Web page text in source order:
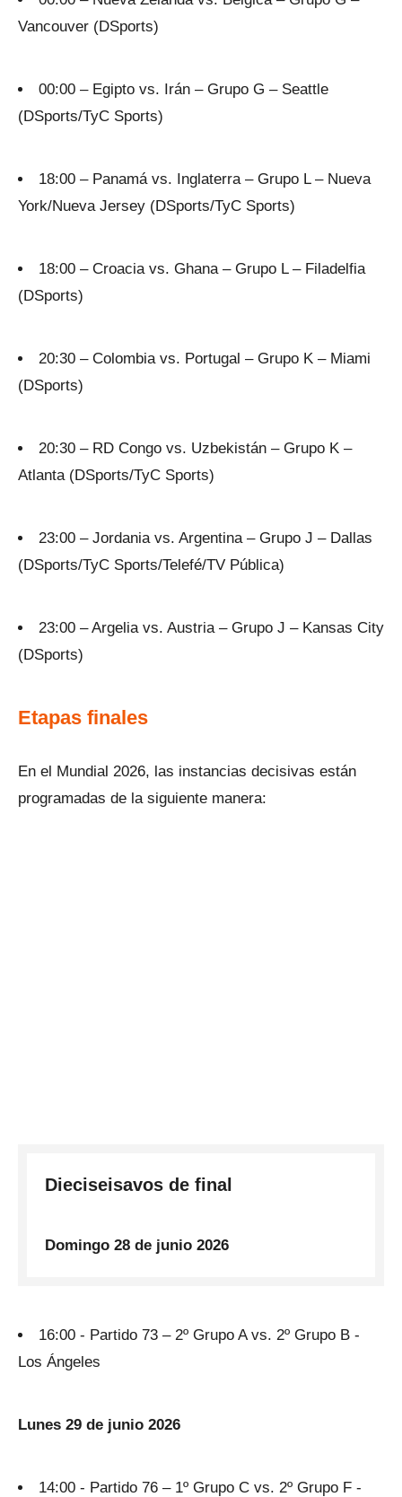
Vancouver (DSports)
00:00 – Egipto vs. Irán – Grupo G – Seattle
(DSports/TyC Sports)
18:00 – Panamá vs. Inglaterra – Grupo L – Nueva
York/Nueva Jersey (DSports/TyC Sports)
18:00 – Croacia vs. Ghana – Grupo L – Filadelfia
(DSports)
20:30 – Colombia vs. Portugal – Grupo K – Miami
(DSports)
20:30 – RD Congo vs. Uzbekistán – Grupo K –
Atlanta (DSports/TyC Sports)
23:00 – Jordania vs. Argentina – Grupo J – Dallas
(DSports/TyC Sports/Telefé/TV Pública)
23:00 – Argelia vs. Austria – Grupo J – Kansas City
(DSports)
Etapas finales
En el Mundial 2026, las instancias decisivas están
programadas de la siguiente manera:
Dieciseisavos de final
Domingo 28 de junio 2026
16:00 - Partido 73 – 2º Grupo A vs. 2º Grupo B -
Los Ángeles
Lunes 29 de junio 2026
14:00 - Partido 76 – 1º Grupo C vs. 2º Grupo F -